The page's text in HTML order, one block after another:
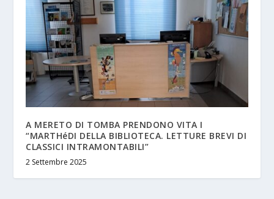
A MERETO DI TOMBA PRENDONO VITA I
“MARTHéDI DELLA BIBLIOTECA. LETTURE BREVI DI
CLASSICI INTRAMONTABILI”
2 Settembre 2025